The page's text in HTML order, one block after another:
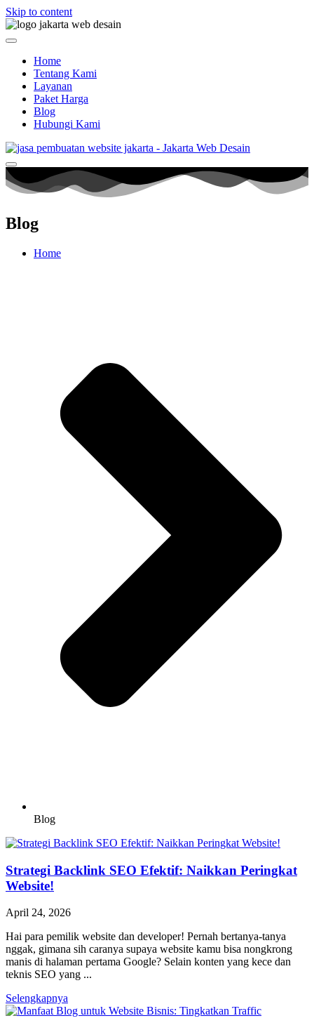
Skip to content
Home
Tentang Kami
Layanan
Paket Harga
Blog
Hubungi Kami
Blog
Home
Blog
Strategi Backlink SEO Efektif: Naikkan Peringkat
Website!
April 24, 2026
Hai para pemilik website dan developer! Pernah bertanya-tanya
nggak, gimana sih caranya supaya website kamu bisa nongkrong
manis di halaman pertama Google? Selain konten yang kece dan
teknis SEO yang ...
Selengkapnya